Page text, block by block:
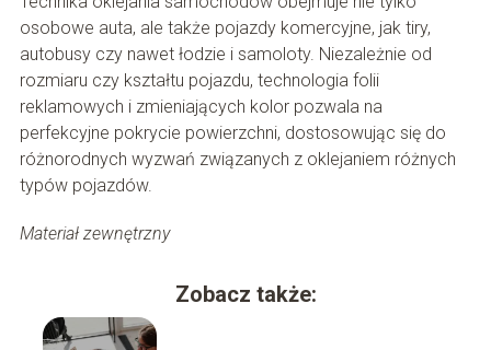
osobowe auta, ale także pojazdy komercyjne, jak tiry,
autobusy czy nawet łodzie i samoloty. Niezależnie od
rozmiaru czy kształtu pojazdu, technologia folii
reklamowych i zmieniających kolor pozwala na
perfekcyjne pokrycie powierzchni, dostosowując się do
różnorodnych wyzwań związanych z oklejaniem różnych
typów pojazdów.
Materiał zewnętrzny
Zobacz także: